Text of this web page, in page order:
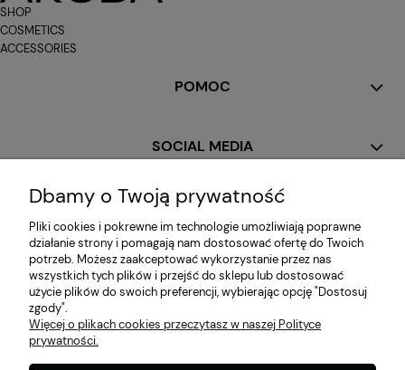
SHOP
COSMETICS
ACCESSORIES
POMOC
SOCIAL MEDIA
MOJE KONTO
PŁATNOŚCI I DOSTAWA
INFORMACJE
Dbamy o Twoją prywatność
Pliki cookies i pokrewne im technologie umożliwiają poprawne
działanie strony i pomagają nam dostosować ofertę do Twoich
potrzeb. Możesz zaakceptować wykorzystanie przez nas
wszystkich tych plików i przejść do sklepu lub dostosować
użycie plików do swoich preferencji, wybierając opcję "Dostosuj
zgody".
Więcej o plikach cookies przeczytasz w naszej Polityce
prywatności.